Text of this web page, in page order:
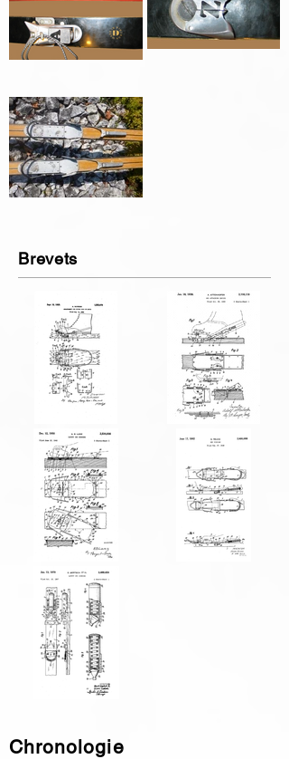
Brevets
Chronologie